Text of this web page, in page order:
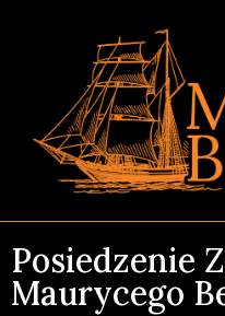
Posiedzenie
Maurycego